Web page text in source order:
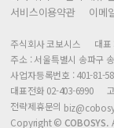
서비스이용약관
이메
주식회사 코보시스
대표
주소 : 서울특별시 송파구
사업자등록번호 : 401-81-
대표전화 02-403-6990
전략제휴문의
Copyright © COBOSYS.